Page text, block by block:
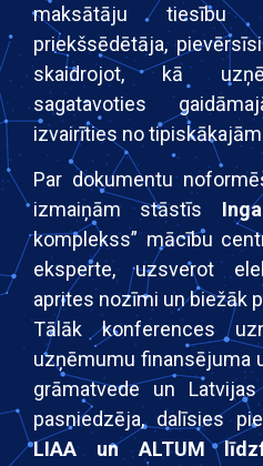
maksātāju tiesību
priekšsēdētāja,
skaidrojot, kā
sagatavoties
izvairīties no
Par dokumentu
izmaiņām stāstīs
komplekss” mācību
eksperte, uzsverot
aprites nozīmi un biežāk
Tālāk konferences
uzņēmumu finansējuma
grāmatvede un
pasniedzēja, dalīsies
LIAA un ALTUM